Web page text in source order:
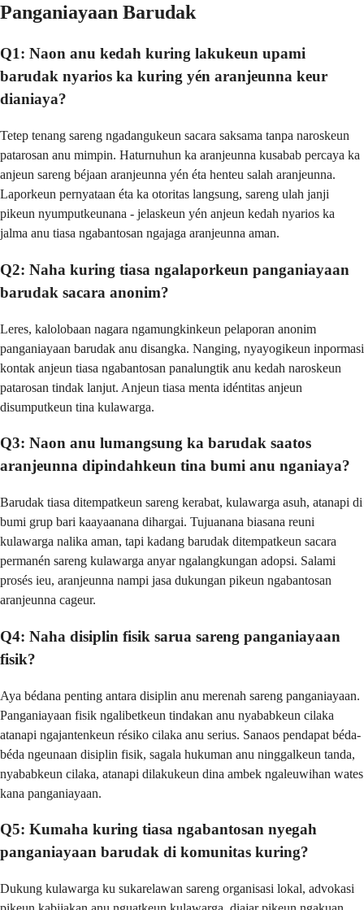
Panganiayaan Barudak
Q1: Naon anu kedah kuring lakukeun upami
barudak nyarios ka kuring yén aranjeunna keur
dianiaya?
Tetep tenang sareng ngadangukeun sacara saksama tanpa naroskeun
patarosan anu mimpin. Haturnuhun ka aranjeunna kusabab percaya ka
anjeun sareng béjaan aranjeunna yén éta henteu salah aranjeunna.
Laporkeun pernyataan éta ka otoritas langsung, sareng ulah janji
pikeun nyumputkeunana - jelaskeun yén anjeun kedah nyarios ka
jalma anu tiasa ngabantosan ngajaga aranjeunna aman.
Q2: Naha kuring tiasa ngalaporkeun panganiayaan
barudak sacara anonim?
Leres, kalolobaan nagara ngamungkinkeun pelaporan anonim
panganiayaan barudak anu disangka. Nanging, nyayogikeun inpormasi
kontak anjeun tiasa ngabantosan panalungtik anu kedah naroskeun
patarosan tindak lanjut. Anjeun tiasa menta idéntitas anjeun
disumputkeun tina kulawarga.
Q3: Naon anu lumangsung ka barudak saatos
aranjeunna dipindahkeun tina bumi anu nganiaya?
Barudak tiasa ditempatkeun sareng kerabat, kulawarga asuh, atanapi di
bumi grup bari kaayaanana dihargai. Tujuanana biasana reuni
kulawarga nalika aman, tapi kadang barudak ditempatkeun sacara
permanén sareng kulawarga anyar ngalangkungan adopsi. Salami
prosés ieu, aranjeunna nampi jasa dukungan pikeun ngabantosan
aranjeunna cageur.
Q4: Naha disiplin fisik sarua sareng panganiayaan
fisik?
Aya bédana penting antara disiplin anu merenah sareng panganiayaan.
Panganiayaan fisik ngalibetkeun tindakan anu nyababkeun cilaka
atanapi ngajantenkeun résiko cilaka anu serius. Sanaos pendapat béda-
béda ngeunaan disiplin fisik, sagala hukuman anu ninggalkeun tanda,
nyababkeun cilaka, atanapi dilakukeun dina ambek ngaleuwihan wates
kana panganiayaan.
Q5: Kumaha kuring tiasa ngabantosan nyegah
panganiayaan barudak di komunitas kuring?
Dukung kulawarga ku sukarelawan sareng organisasi lokal, advokasi